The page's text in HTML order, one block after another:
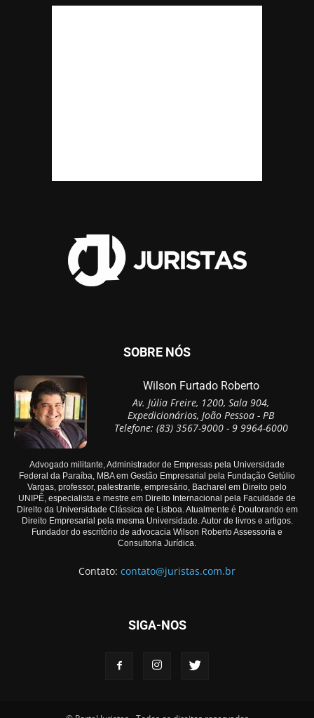
SOBRE NÓS
Wilson Furtado Roberto
Av. Júlia Freire, 1200, Sala 904,
Expedicionários, João Pessoa - PB
Telefone: (83) 3567-9000 - 9 9964-6000
Advogado militante, Administrador de Empresas pela Universidade
Federal da Paraíba, MBA em Gestão Empresarial pela Fundação Getúlio
Vargas, professor, palestrante, empresário, Bacharel em Direito pelo
UNIPÊ, especialista e mestre em Direito Internacional pela Faculdade de
Direito da Universidade Clássica de Lisboa. Atualmente é Doutorando em
Direito Empresarial pela mesma Universidade. Autor de livros e artigos.
Fundador do escritório de advocacia Wilson Roberto Assessoria e
Consultoria Jurídica.
Contato: contato@juristas.com.br
SIGA-NOS